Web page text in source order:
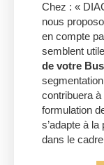
Chez : «
nous
en compte
semblent
de votre
contribuera à
formulation
s’adapte à
dans le